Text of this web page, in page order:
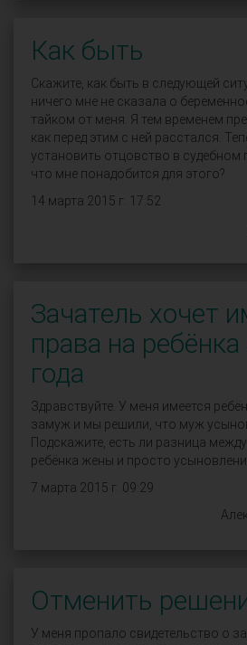
Как быть
Скажите, как быть в следующей
ничего мне не сказала о
тайком от меня. Я тем временем
как перед этим с ней расстался.
установить отцовство в судебном
что мне понадобится для этого?
14 марта 2015 г. 17:52
Зачатель хочет
права на ребёнка
года
Здравствуйте. У меня имеется
замуж и мы решили, что муж
Подскажите, есть ли разница
ребёнка жены и просто
7 марта 2015 г. 09:29
Отменить
У меня пропало свидетельство о